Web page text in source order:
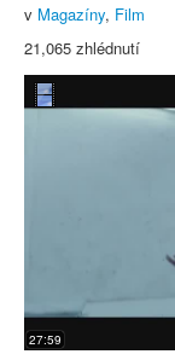
v Magazíny, Film
21,065 zhlédnutí
27:59